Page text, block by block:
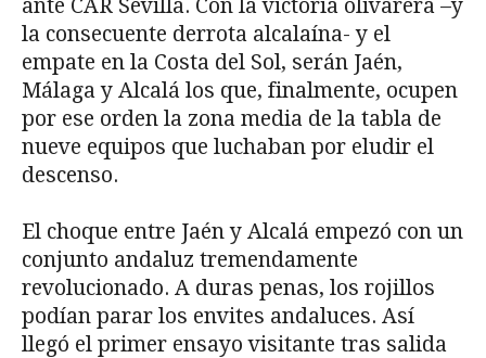
ante CAR Sevilla. Con la victoria olivarera –y
la consecuente derrota alcalaína- y el
empate en la Costa del Sol, serán Jaén,
Málaga y Alcalá los que, finalmente, ocupen
por ese orden la zona media de la tabla de
nueve equipos que luchaban por eludir el
descenso.
El choque entre Jaén y Alcalá empezó con un
conjunto andaluz tremendamente
revolucionado. A duras penas, los rojillos
podían parar los envites andaluces. Así
llegó el primer ensayo visitante tras salida